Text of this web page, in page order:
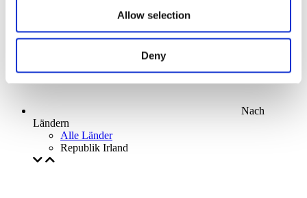
Allow selection
Deny
Nach
Ländern
Alle Länder
Republik Irland